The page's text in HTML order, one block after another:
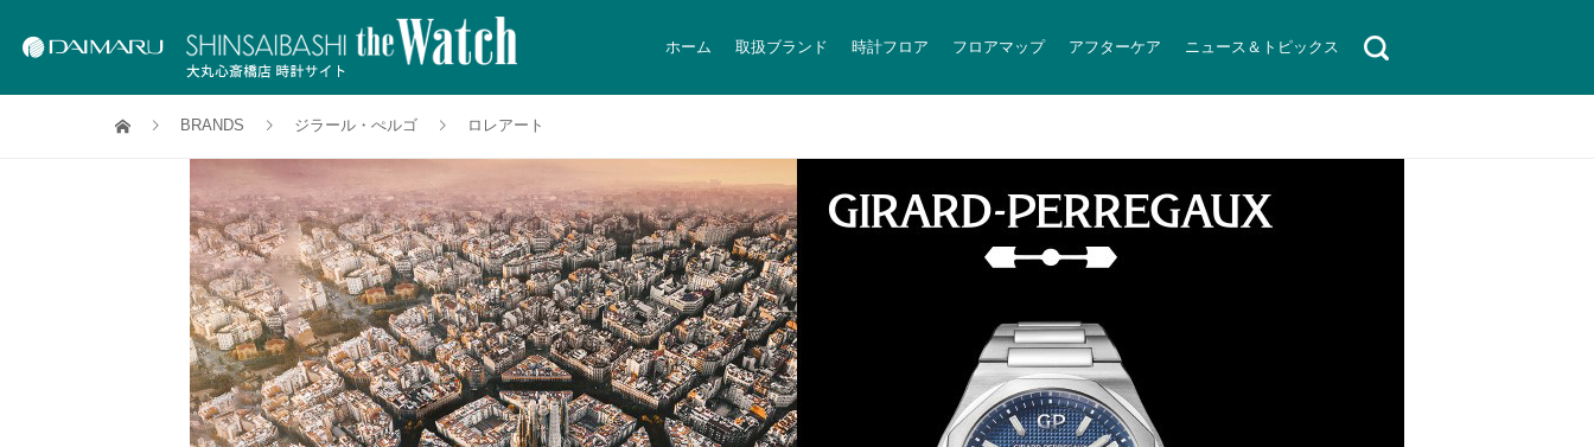
ホーム 取扱ブランド 時計フロア フロアマップ アフターケア ニュース＆トピックス
BRANDS ジラール・ぺルゴ ロレアート